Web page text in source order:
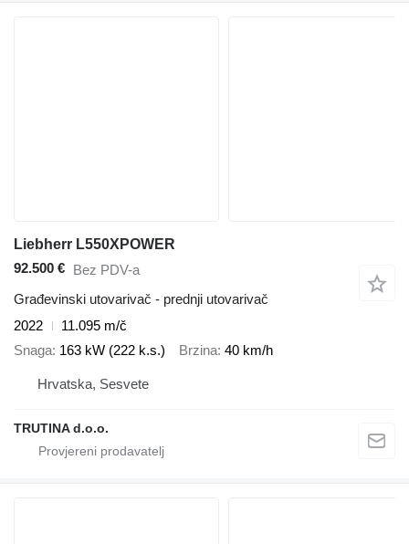
Liebherr L550XPOWER
92.500 € Bez PDV-a
Građevinski utovarivač - prednji utovarivač
2022
11.095 m/č
Snaga 163 kW (222 k.s.) Brzina 40 km/h
Hrvatska, Sesvete
TRUTINA d.o.o.